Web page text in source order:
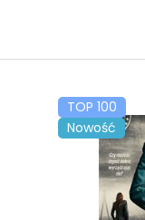
TOP 100
Nowość